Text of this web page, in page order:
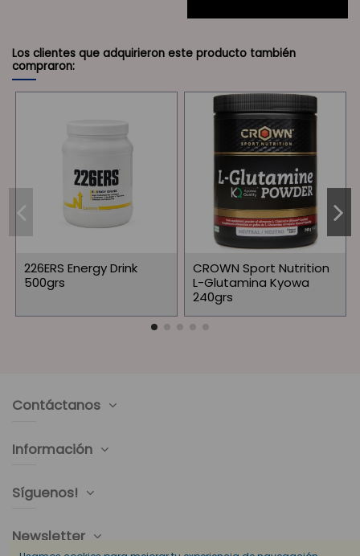
Los clientes que adquirieron este producto también
compraron:
226ERS Energy Drink
500grs
CROWN Sport Nutrition
L-Glutamina Kyowa
240grs
Contáctanos
Información
Síguenos!
Newsletter